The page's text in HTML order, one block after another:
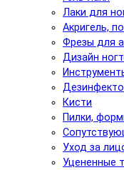
Лаки для
Акригель,
Фрезы для
Дизайн
Кисти
Пилки,
Уход за
Уцененные